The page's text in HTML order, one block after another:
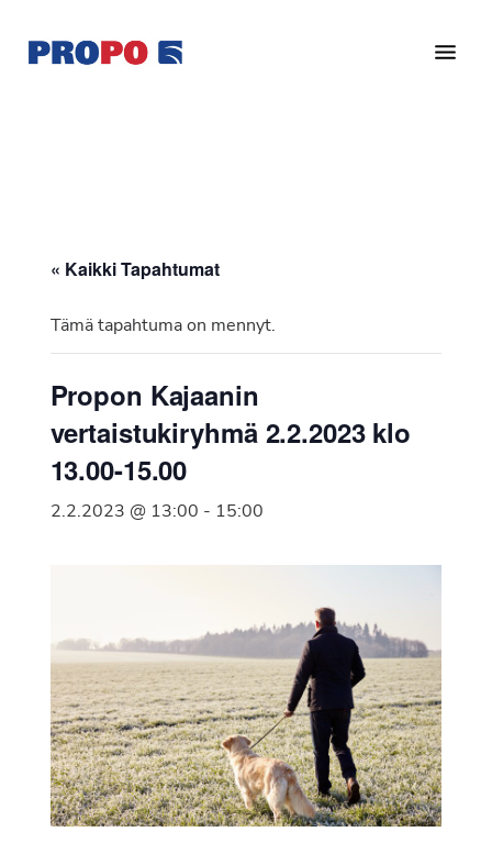
pääsisältöön
alatunnisteeseen
Ry
vuonna
Suomen
Syöpäyhdistyksen
jäsenjärjestö.
« Kaikki Tapahtumat
Tämä tapahtuma on mennyt.
Propon Kajaanin
vertaistukiryhmä 2.2.2023 klo
13.00-15.00
2.2.2023 @ 13:00 - 15:00